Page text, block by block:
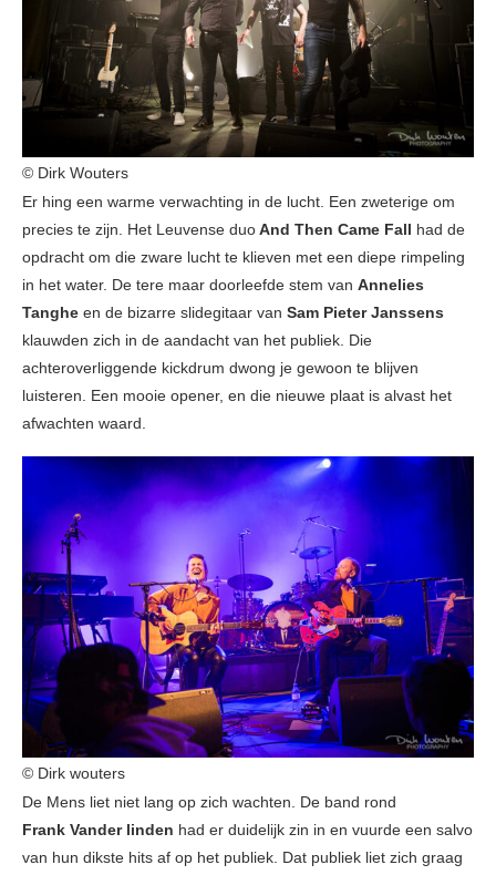
© Dirk Wouters
Er hing een warme verwachting in de lucht. Een zweterige om
precies te zijn. Het Leuvense duoAnd Then Came Fall had de
opdracht om die zware lucht te klieven met een diepe rimpeling
in het water. De tere maar doorleefde stem van Annelies
Tanghe en de bizarre slidegitaar van Sam Pieter Janssens
klauwden zich in de aandacht van het publiek. Die
achteroverliggende kickdrum dwong je gewoon te blijven
luisteren. Een mooie opener, en die nieuwe plaat is alvast het
afwachten waard.
© Dirk wouters
De Mens liet niet lang op zich wachten. De band rond
Frank Vander linden had er duidelijk zin in en vuurde een salvo
van hun dikste hits af op het publiek. Dat publiek liet zich graag